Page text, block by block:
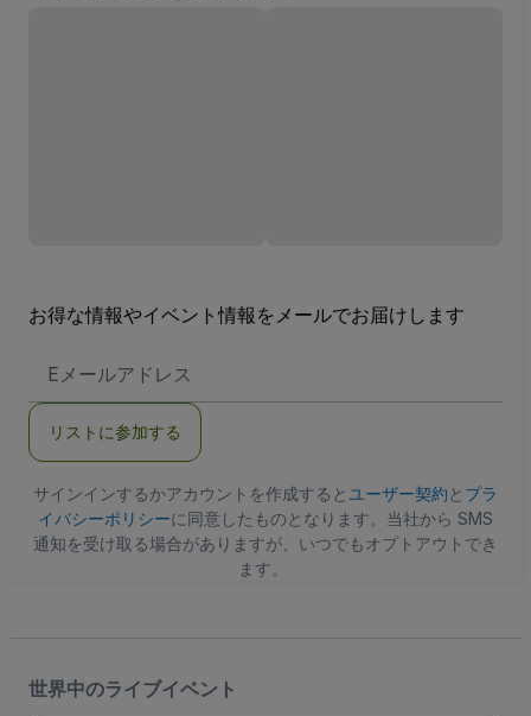
お得な情報やイベント情報をメールでお届けします
メ
ア
ス
リストに参加する
サインインするかアカウントを作成すると ユーザー契約と プラ
イバシーポリシーに同意したものとなります。当社から SMS
通知を受け取る場合がありますが、いつでもオプトアウトでき
ます。
世界中のライブイベント